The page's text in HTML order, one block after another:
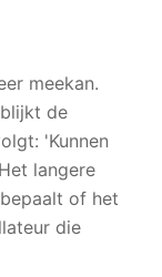
meekan.
de
'Kunnen
langere
of het
die